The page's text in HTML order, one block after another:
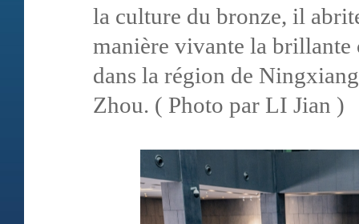
la culture du bronze, il
manière vivante la
dans la région de
Zhou. ( Photo par LI Jian )